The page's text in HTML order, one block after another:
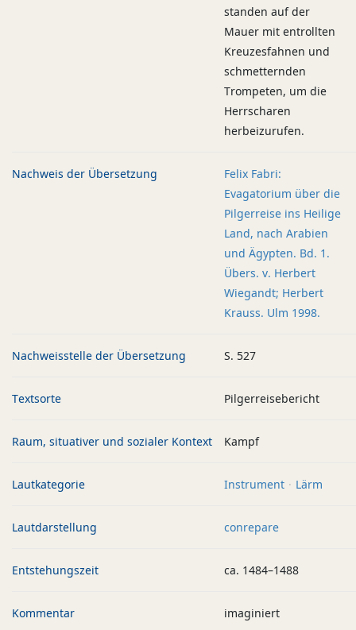
standen auf der
Mauer mit entrollten
Kreuzesfahnen und
schmetternden
Trompeten, um die
Herrscharen
herbeizurufen.
Nachweis der Übersetzung
Felix Fabri:
Evagatorium über die
Pilgerreise ins Heilige
Land, nach Arabien
und Ägypten. Bd. 1.
Übers. v. Herbert
Wiegandt; Herbert
Krauss. Ulm 1998.
Nachweisstelle der Übersetzung S. 527
Textsorte Pilgerreisebericht
Raum, situativer und sozialer Kontext Kampf
Lautkategorie Instrument Lärm
Lautdarstellung conrepare
Entstehungszeit ca. 1484–1488
Kommentar imaginiert